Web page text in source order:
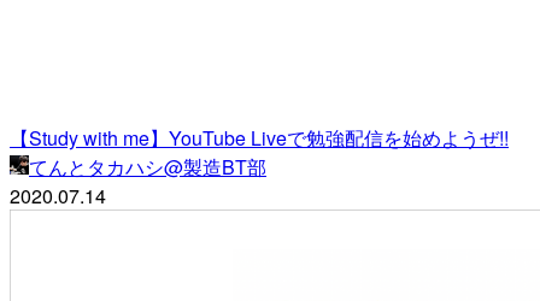
【Study with me】YouTube Liveで勉強配信を始めようぜ!!
てんとタカハシ@製造BT部
2020.07.14